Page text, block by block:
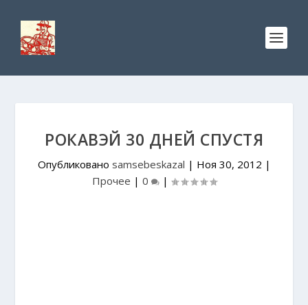
РОКАВЭЙ 30 ДНЕЙ СПУСТЯ
Опубликовано samsebeskazal | Ноя 30, 2012 |
Прочее | 0 |